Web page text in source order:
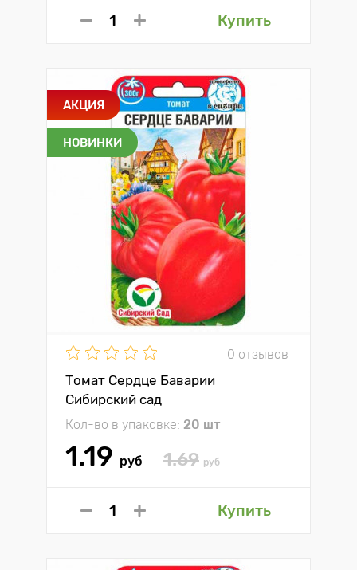
Купить
АКЦИЯ
НОВИНКИ
0 отзывов
Томат Сердце Баварии
Сибирский сад
Кол-во в упаковке: 20 шт
1.19 руб 1.69 руб
Купить